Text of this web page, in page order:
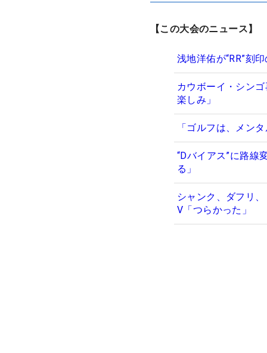
【この大会のニュース】
浅地洋佑が“RR”刻
カウボーイ・シン
楽しみ」
「ゴルフは、メン
“Dバイアス”に路
る」
シャンク、ダフリ
V「つらかった」